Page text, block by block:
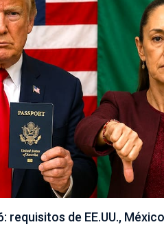
requisitos de EE.UU.,